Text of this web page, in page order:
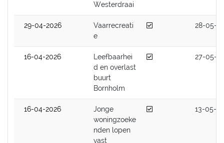
Westerdraai
29-04-2026
Vaarrecreati
e
Afgedaan 28-05-
16-04-2026
Leefbaarhei
d en overlast
buurt
Bornholm
Afgedaan 27-05-
16-04-2026
Jonge
woningzoeke
nden lopen
vast
Afgedaan 13-05-